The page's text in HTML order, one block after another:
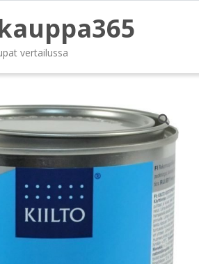
vertailussa